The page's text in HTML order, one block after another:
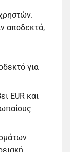
αποδεκτά,
για
EUR και